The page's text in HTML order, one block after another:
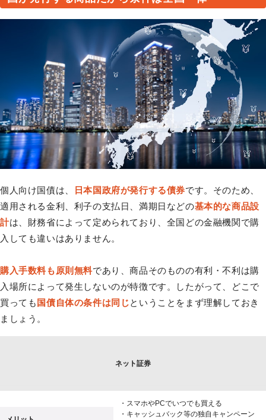
個人向け国債は、 日本国政府が発行する債券です。そのため、
適用される金利、利子の支払日、満期日などの基本的な商品設
計は、財務省によって定められており、全国どの金融機関で購
入しても違いはありません。
購入手数料も原則無料であり、商品そのものの有利・不利は購
入場所によって発生しないのが特徴です。したがって、どこで
買っても 国債自体の条件は同じということをまず理解しておき
ましょう。
ネット証券
・スマホやPCでいつでも買える
・キャッシュバック等の独自キャンペーン